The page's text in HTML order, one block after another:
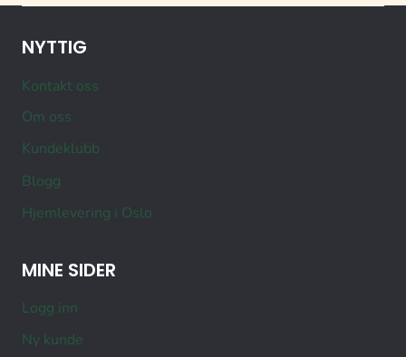
NYTTIG
Kontakt oss
Om oss
Kundeklubb
Blogg
Hjemlevering i Oslo
MINE SIDER
Logg inn
Ny kunde